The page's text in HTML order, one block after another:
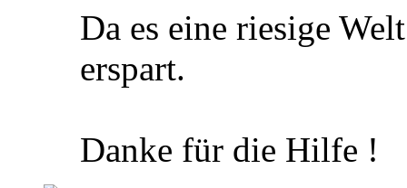
Da es eine riesige
erspart.
Danke für die Hilfe !